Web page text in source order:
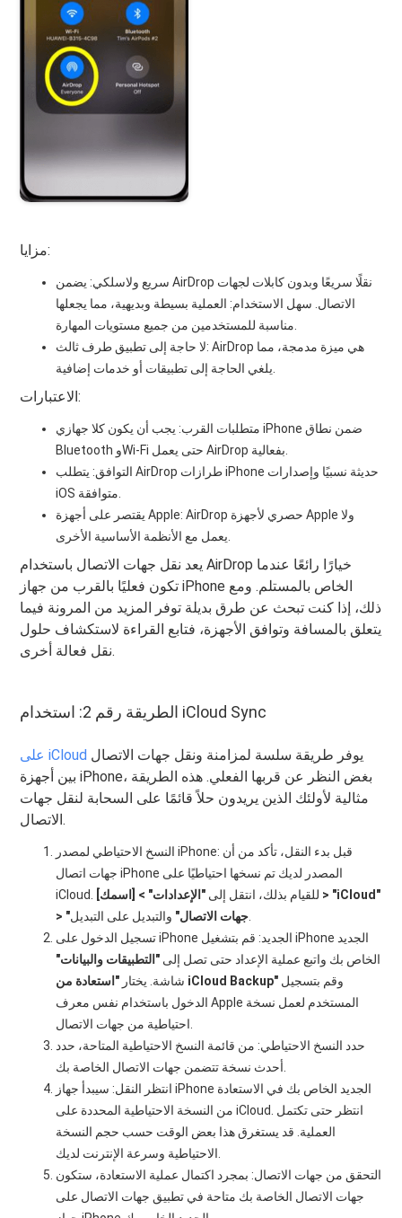
مزايا:
سريع ولاسلكي: يضمن AirDrop نقلًا سريعًا وبدون كابلات لجهات
الاتصال. سهل الاستخدام: العملية بسيطة وبديهية، مما يجعلها
لا حاجة إلى تطبيق طرف ثالث: AirDrop هي ميزة مدمجة، مما
الاعتبارات:
متطلبات القرب: يجب أن يكون كلا جهازي iPhone ضمن نطاق
التوافق: يتطلب AirDrop طرازات iPhone حديثة نسبيًا وإصدارات
يقتصر على أجهزة Apple: AirDrop حصري لأجهزة Apple ولا
يعد نقل جهات الاتصال باستخدام AirDrop خيارًا رائعًا عندما
تكون فعليًا بالقرب من جهاز iPhone الخاص بالمستلم. ومع
ذلك، إذا كنت تبحث عن طرق بديلة توفر المزيد من المرونة فيما
يتعلق بالمسافة وتوافق الأجهزة، فتابع القراءة لاستكشاف حلول
نقل فعالة أخرى.
الطريقة رقم 2: استخدام iCloud Sync
على iCloud
بين أجهزة iPhone، بغض النظر عن قربها الفعلي. هذه الطريقة
مثالية لأولئك الذين يريدون حلاً قائمًا على السحابة لنقل جهات
الاتصال.
النسخ الاحتياطي لمصدر iPhone: قبل بدء النقل، تأكد من أن
جهات اتصال iPhone المصدر لديك تم نسخها احتياطيًا على
iCloud. للقيام بذلك، انتقل إلى "الإعدادات" > [اسمك] > "iCloud"
> "جهات الاتصال"
تسجيل الدخول على iPhone الجديد: قم بتشغيل iPhone الجديد
الخاص بك واتبع عملية الإعداد حتى تصل إلى "التطبيقات والبيانات"
شاشة. يختار "استعادة من iCloud Backup"
الدخول باستخدام نفس معرف Apple المستخدم لعمل نسخة
حدد النسخ الاحتياطي: من قائمة النسخ الاحتياطية المتاحة، حدد
انتظر النقل: سيبدأ جهاز iPhone الجديد الخاص بك في الاستعادة
من النسخة الاحتياطية المحددة على iCloud. انتظر حتى تكتمل
العملية. قد يستغرق هذا بعض الوقت حسب حجم النسخة
التحقق من جهات الاتصال: بمجرد اكتمال عملية الاستعادة، ستكون
جهات الاتصال الخاصة بك متاحة في تطبيق جهات الاتصال على